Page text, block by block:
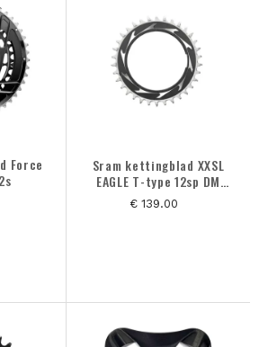
Force
Sram kettingblad XXSL
EAGLE T-type 12sp DM
Threaded 3mm offset
€ 139.00